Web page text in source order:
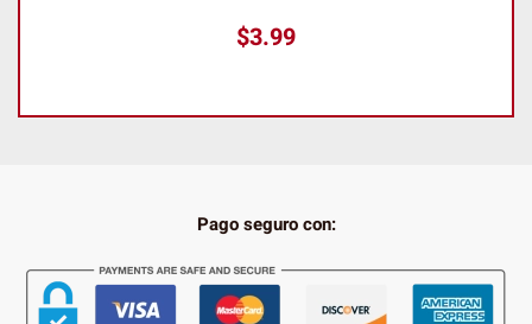
$3.99
Pago seguro con: